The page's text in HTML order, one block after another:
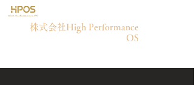
​株式会社High Performance
OS